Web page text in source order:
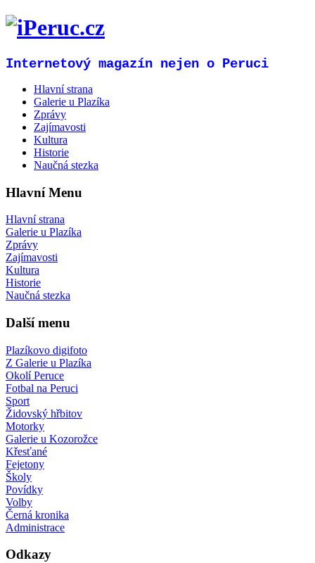
Internetový magazín nejen o Peruci
Hlavní strana
Galerie u Plazíka
Zprávy
Zajímavosti
Kultura
Historie
Naučná stezka
Hlavní Menu
Hlavní strana
Galerie u Plazíka
Zprávy
Zajímavosti
Kultura
Historie
Naučná stezka
Další menu
Plazíkovo digifoto
Z Galerie u Plazíka
Okolí Peruce
Fotbal na Peruci
Sport
Židovský hřbitov
Motorky
Galerie u Kozorožce
Křesťané
Fejetony
Školy
Povídky
Volby
Černá kronika
Administrace
Odkazy